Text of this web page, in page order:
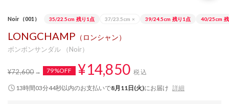
Noir（001） 35/22.5cm 残り1点 37/23.5cm × 39/24.5cm 残り1点 40/25cm
LONGCHAMP （ロンシャン）
ボンボンサンダル （Noir）
¥72,600 79%OFF ¥14,850 税込
13時間03分43秒以内のお支払いで8月11日(火)にお届け 詳細